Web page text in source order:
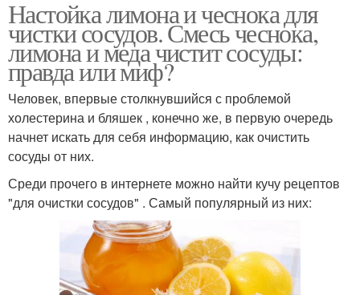
Настойка лимона и чеснока для
чистки сосудов. Смесь чеснока,
лимона и меда чистит сосуды:
правда или миф?
Человек, впервые столкнувшийся с проблемой
холестерина и бляшек , конечно же, в первую очередь
начнет искать для себя информацию, как очистить
сосуды от них.
Среди прочего в интернете можно найти кучу рецептов
"для очистки сосудов" . Самый популярный из них: